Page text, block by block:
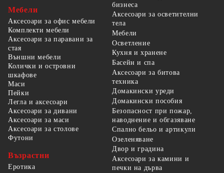
Мебели
Аксесоари за офис мебели
Комплекти мебели
Аксесоари за паравани за
стая
Външни мебели
Колички и островни
шкафове
Маси
Пейки
Легла и аксесоари
Аксесоари за дивани
Аксесоари за маси
Аксесоари за столове
Футони
Възрастни
Еротика
бизнеса
Аксесоари за осветителни
тела
Мебели
Осветление
Кухня и хранене
Басейн и спа
Аксесоари за битова
техника
Домакински уреди
Домакински пособия
Безопасност при пожар,
наводнение и обгазяване
Спално бельо и артикули
Озеленяване
Двор и градина
Аксесоари за камини и
печки на дърва